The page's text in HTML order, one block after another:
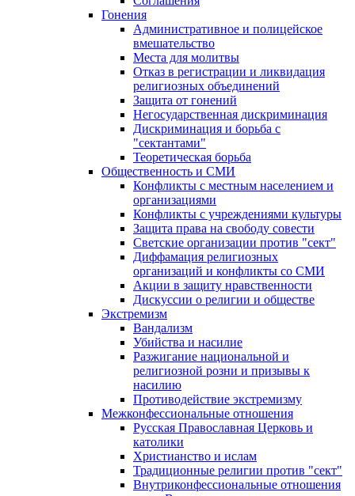
Гонения
Административное и полицейское
вмешательство
Места для молитвы
Отказ в регистрации и ликвидация
религиозных объединений
Защита от гонений
Негосударственная дискриминация
Дискриминация и борьба с
"сектантами"
Теоретическая борьба
Общественность и СМИ
Конфликты с местным населением и
организациями
Конфликты с учреждениями культуры
Защита права на свободу совести
Светские организации против "сект"
Диффамация религиозных
организаций и конфликты со СМИ
Акции в защиту нравственности
Дискуссии о религии и обществе
Экстремизм
Вандализм
Убийства и насилие
Разжигание национальной и
религиозной розни и призывы к
насилию
Противодействие экстремизму
Межконфессиональные отношения
Русская Православная Церковь и
католики
Христианство и ислам
Традиционные религии против "сект"
Внутриконфессиональные отношения